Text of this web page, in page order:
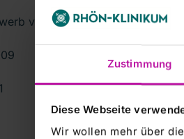
Zustimmung
Diese Webseite
Wir wollen mehr über
von Bezügen